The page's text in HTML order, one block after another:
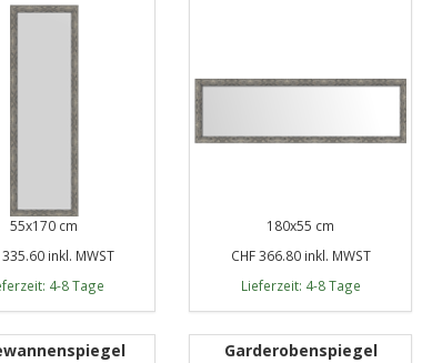
55x170 cm
335.60 inkl. MWST
4-8 Tage
180x55 cm
CHF 366.80 inkl. MWST
Lieferzeit: 4-8 Tage
Garderobenspiegel